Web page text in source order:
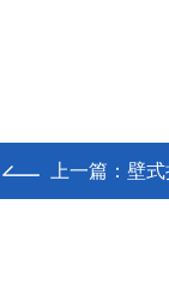
上一篇： 壁